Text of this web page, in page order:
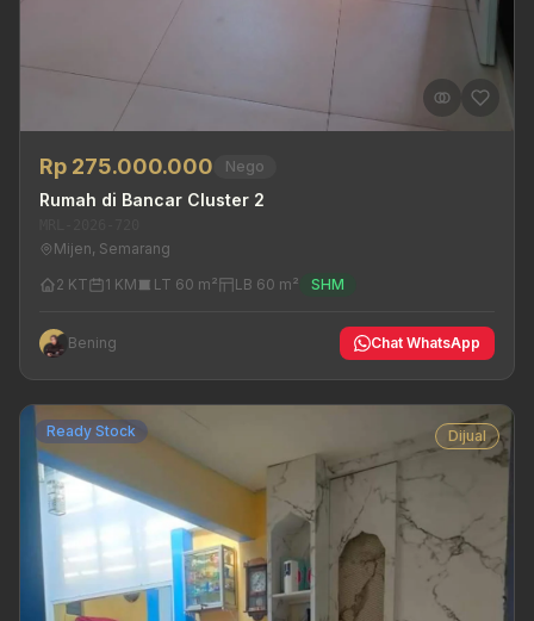
Rp 275.000.000 Nego
Rumah di Bancar Cluster 2
Mijen, Semarang
2 KT
1 KM LT 60 m² LB 60 m² SHM
Bening Chat WhatsApp
Ready Stock Dijual